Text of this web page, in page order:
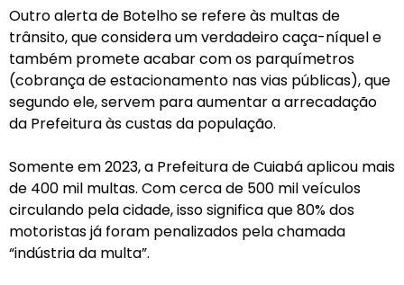
Outro alerta de Botelho se refere às multas de
trânsito, que considera um verdadeiro caça-níquel e
também promete acabar com os parquímetros
(cobrança de estacionamento nas vias públicas), que
segundo ele, servem para aumentar a arrecadação
da Prefeitura às custas da população.
Somente em 2023, a Prefeitura de Cuiabá aplicou mais
de 400 mil multas. Com cerca de 500 mil veículos
circulando pela cidade, isso significa que 80% dos
motoristas já foram penalizados pela chamada
“indústria da multa”.